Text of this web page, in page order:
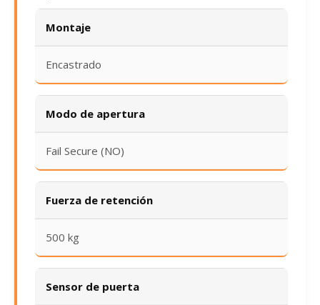
Montaje
Encastrado
Modo de apertura
Fail Secure (NO)
Fuerza de retención
500 kg
Sensor de puerta